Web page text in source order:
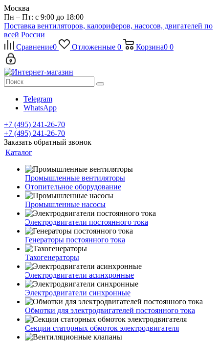
Москва
Пн – Пт: с 9:00 до 18:00
Поставка вентиляторов, калориферов, насосов, двигателей по
всей России
Сравнение0 Отложенные 0 Корзина0 0
Telegram
WhatsApp
+7 (495) 241-26-70
+7 (495) 241-26-70
Заказать обратный звонок
Каталог
Промышленные вентиляторы
Отопительное оборудование
Промышленные насосы
Электродвигатели постоянного тока
Генераторы постоянного тока
Тахогенераторы
Электродвигатели асинхронные
Электродвигатели синхронные
Обмотки для электродвигателей постоянного тока
Секции статорных обмоток электродвигателя